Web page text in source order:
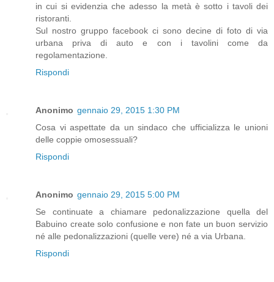
in cui si evidenzia che adesso la metà è sotto i tavoli dei
ristoranti.
Sul nostro gruppo facebook ci sono decine di foto di via
urbana priva di auto e con i tavolini come da
regolamentazione.
Rispondi
Anonimo gennaio 29, 2015 1:30 PM
Cosa vi aspettate da un sindaco che ufficializza le unioni
delle coppie omosessuali?
Rispondi
Anonimo gennaio 29, 2015 5:00 PM
Se continuate a chiamare pedonalizzazione quella del
Babuino create solo confusione e non fate un buon servizio
né alle pedonalizzazioni (quelle vere) né a via Urbana.
Rispondi